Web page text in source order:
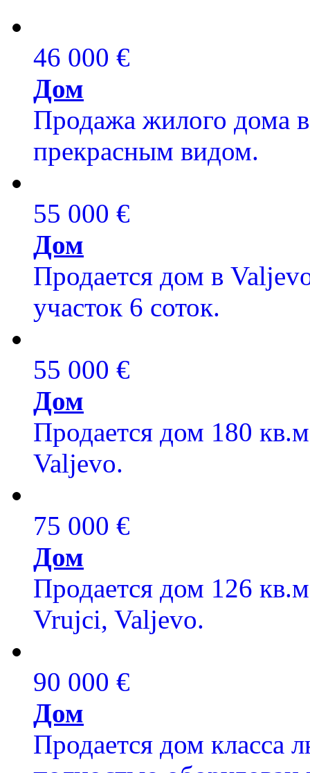
46 000 €
Дом
Продажа жилого дома
прекрасным видом.
55 000 €
Дом
Продается дом в
участок 6 соток.
55 000 €
Дом
Продается дом 180
Valjevo.
75 000 €
Дом
Продается дом 126
Vrujci, Valjevo.
90 000 €
Дом
Продается дом класса